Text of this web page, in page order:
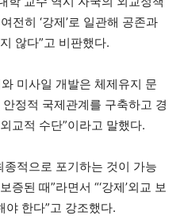
전히 ‘강제’로 일관해 공존과
않다”고 비판했다.
미사일 개발은 체제유지 문
정적 국제관계를 구축하고 경
교적 수단”이라고 말했다.
적으로 포기하는 것이 가능
된 때”라면서 “‘강제’외교 보
야 한다”고 강조했다.